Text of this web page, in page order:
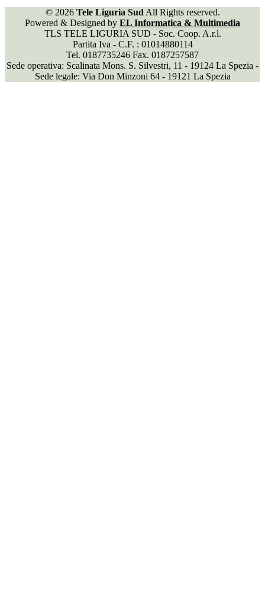
© 2026 Tele Liguria Sud All Rights reserved.
Powered & Designed by EL Informatica & Multimedia
TLS TELE LIGURIA SUD - Soc. Coop. A.r.l.
Partita Iva - C.F. : 01014880114
Tel. 0187735246 Fax. 0187257587
Sede operativa: Scalinata Mons. S. Silvestri, 11 - 19124 La Spezia -
Sede legale: Via Don Minzoni 64 - 19121 La Spezia